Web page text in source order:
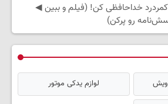
کمردرد خداحافظی کن! (فیلم و ببین ◀
رو پرکن)
لوازم یدکی موتور